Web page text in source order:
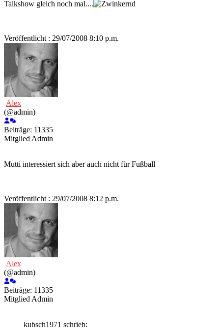
Talkshow gleich noch mal....
Veröffentlicht : 29/07/2008 8:10 p.m.
Alex
(@admin)
Beiträge: 11335
Mitglied Admin
Mutti interessiert sich aber auch nicht für Fußball
Veröffentlicht : 29/07/2008 8:12 p.m.
Alex
(@admin)
Beiträge: 11335
Mitglied Admin
kubsch1971 schrieb: